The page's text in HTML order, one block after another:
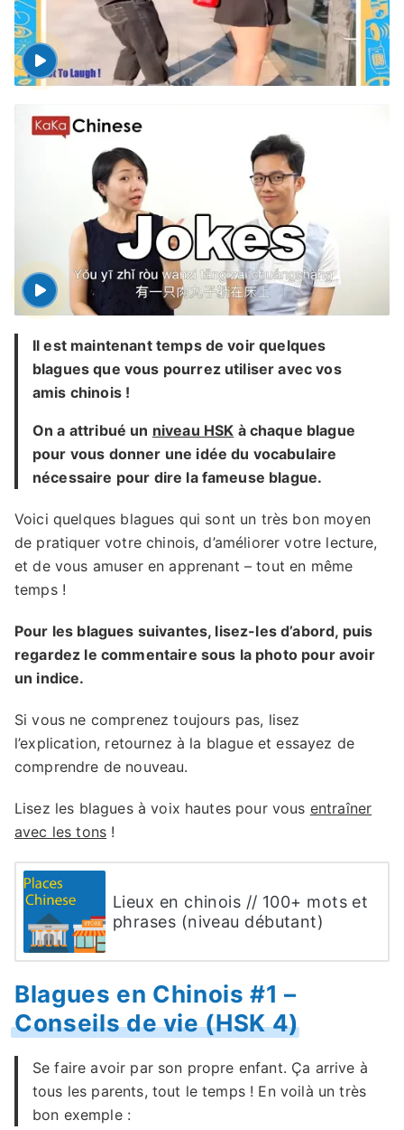
Il est maintenant temps de voir quelques
blagues que vous pourrez utiliser avec vos
amis chinois !
On a attribué un niveau HSK à chaque blague
pour vous donner une idée du vocabulaire
nécessaire pour dire la fameuse blague.
Voici quelques blagues qui sont un très bon moyen
de pratiquer votre chinois, d’améliorer votre lecture,
et de vous amuser en apprenant – tout en même
temps !
Pour les blagues suivantes, lisez-les d’abord, puis
regardez le commentaire sous la photo pour avoir
un indice.
Si vous ne comprenez toujours pas, lisez
l’explication, retournez à la blague et essayez de
comprendre de nouveau.
Lisez les blagues à voix hautes pour vous entraîner
avec les tons !
Lieux en chinois // 100+ mots et
phrases (niveau débutant)
Blagues en Chinois #1 –
Conseils de vie (HSK 4)
Se faire avoir par son propre enfant. Ça arrive à
tous les parents, tout le temps ! En voilà un très
bon exemple :